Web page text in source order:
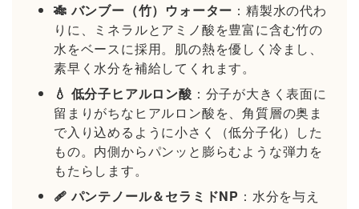
🎋 バンブー（竹）ウォーター ：精製水の代わ
りに、ミネラルとアミノ酸を豊富に含む竹の
水をベースに採用。肌の熱を優しく冷まし、
素早く水分を補給してくれます。
💧 低分子ヒアルロン酸 ：分子が大きく表面に
留まりがちなヒアルロン酸を、角質層の奥ま
で入り込めるように小さく（低分子化）した
もの。内側からパンッと膨らむような弾力を
もたらします。
🩹 パンテノール＆セラミドNP ：水分を与え